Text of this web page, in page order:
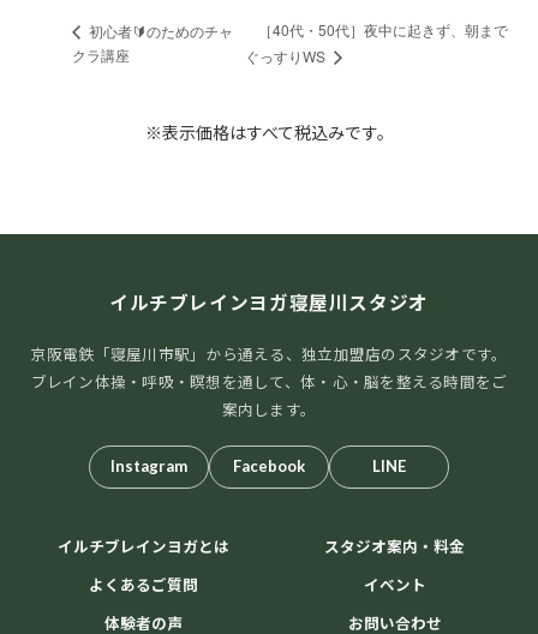
初心者🔰のためのチャ
クラ講座
［40代・50代］夜中に起きず、朝まで
ぐっすりWS
※表示価格はすべて税込みです。
イルチブレインヨガ寝屋川スタジオ
京阪電鉄「寝屋川市駅」から通える、独立加盟店のスタジオです。
ブレイン体操・呼吸・瞑想を通して、体・心・脳を整える時間をご
案内します。
Instagram Facebook LINE
イルチブレインヨガとは スタジオ案内・料金
よくあるご質問 イベント
体験者の声 お問い合わせ